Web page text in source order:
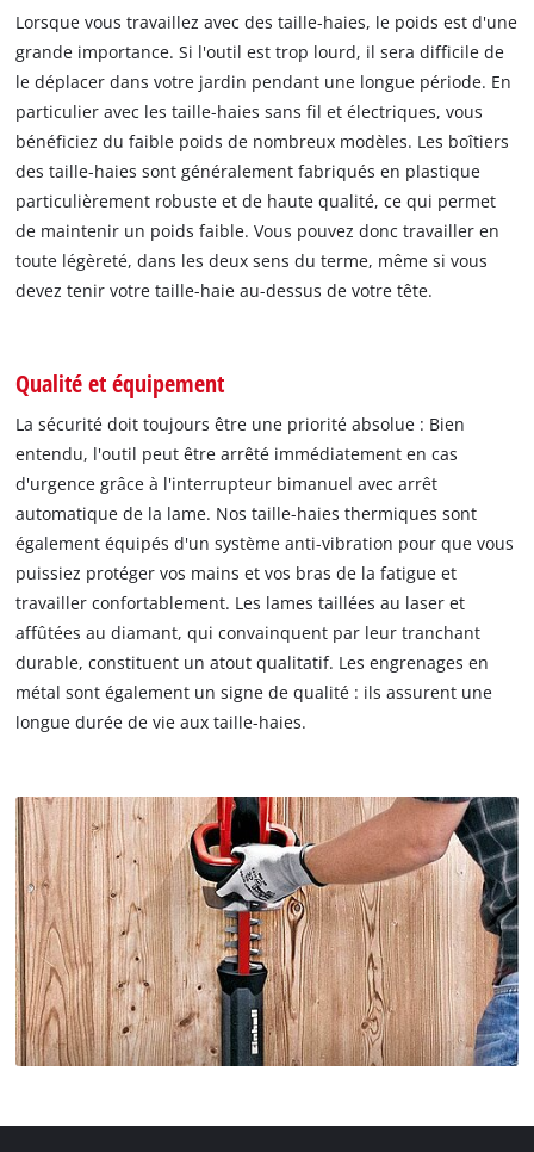
Lorsque vous travaillez avec des taille-haies, le poids est d'une
grande importance. Si l'outil est trop lourd, il sera difficile de
le déplacer dans votre jardin pendant une longue période. En
particulier avec les taille-haies sans fil et électriques, vous
bénéficiez du faible poids de nombreux modèles. Les boîtiers
des taille-haies sont généralement fabriqués en plastique
particulièrement robuste et de haute qualité, ce qui permet
de maintenir un poids faible. Vous pouvez donc travailler en
toute légèreté, dans les deux sens du terme, même si vous
devez tenir votre taille-haie au-dessus de votre tête.
Qualité et équipement
La sécurité doit toujours être une priorité absolue : Bien
entendu, l'outil peut être arrêté immédiatement en cas
d'urgence grâce à l'interrupteur bimanuel avec arrêt
automatique de la lame. Nos taille-haies thermiques sont
également équipés d'un système anti-vibration pour que vous
puissiez protéger vos mains et vos bras de la fatigue et
travailler confortablement. Les lames taillées au laser et
affûtées au diamant, qui convainquent par leur tranchant
durable, constituent un atout qualitatif. Les engrenages en
métal sont également un signe de qualité : ils assurent une
longue durée de vie aux taille-haies.